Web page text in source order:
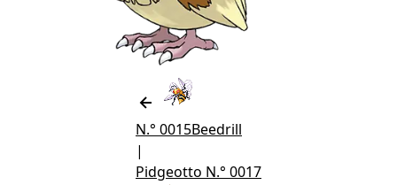
N.° 0015Beedrill
|
Pidgeotto N.° 0017